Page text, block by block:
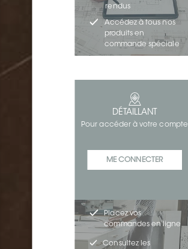
rendus
Accédez à tous nos
produits en
commande spéciale
DÉTAILLANT
Pour accéder à votre compte
ME CONNECTER
Placez vos
commandes en ligne
Consultez les